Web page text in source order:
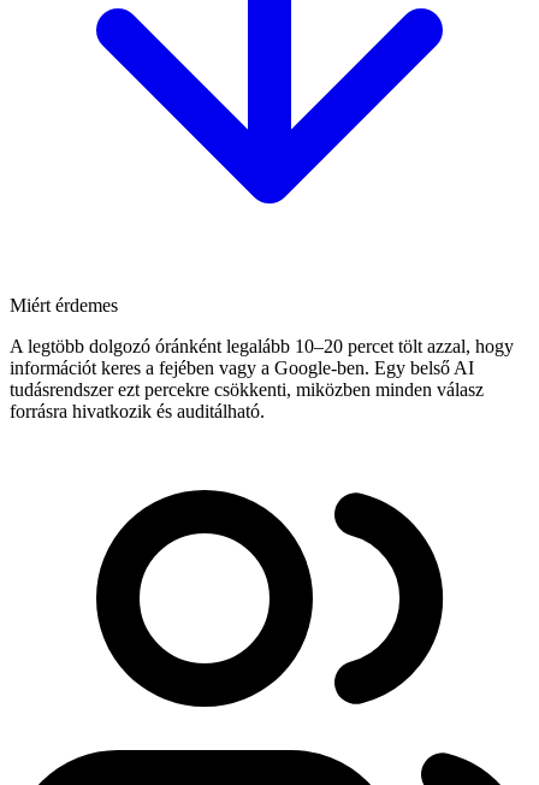
Miért érdemes
A legtöbb dolgozó óránként legalább 10–20 percet tölt azzal, hogy
információt keres a fejében vagy a Google-ben. Egy belső AI
tudásrendszer ezt percekre csökkenti, miközben minden válasz
forrásra hivatkozik és auditálható.